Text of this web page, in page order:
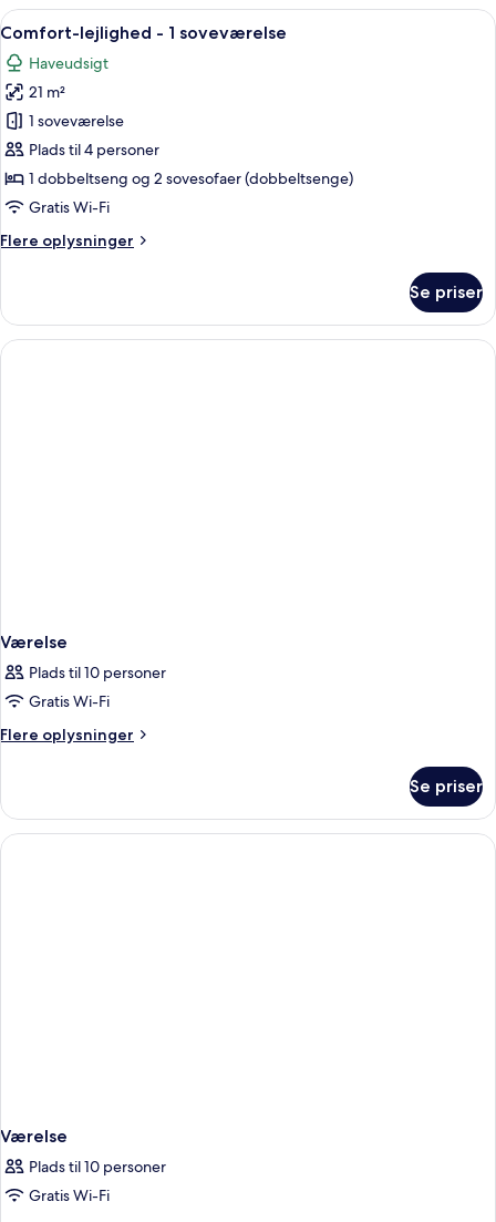
2
soveværelser
Indlæs
alle
billeder
af
Comfort-
lejlighed
-
1
Et soveværelse med seng, sofa og
9
Comfort-lejlighed - 1 soveværelse
Haveudsigt
21 m²
1 soveværelse
Plads til 4 personer
1 dobbeltseng og 2 sovesofaer (dobbeltsenge)
Gratis Wi-Fi
Flere oplysninger
Flere
lejlighed
1
Se priser
Værelse
Plads til 10 personer
Gratis Wi-Fi
Flere oplysninger
Flere
Se priser
Værelse
Plads til 10 personer
Gratis Wi-Fi